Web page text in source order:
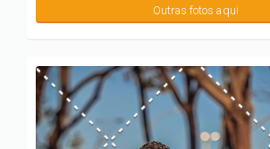
Outras fotos aqui